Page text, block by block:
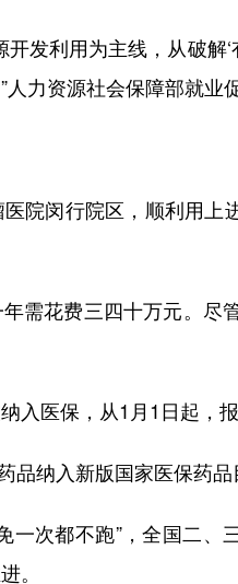
利用为主线，从破解‘
力资源社会保障部就业
闵行院区，顺利用上
花费三四十万元。尽
医保，从1月1日起，报
纳入新版国家医保药品
次都不跑”，全国二、
。